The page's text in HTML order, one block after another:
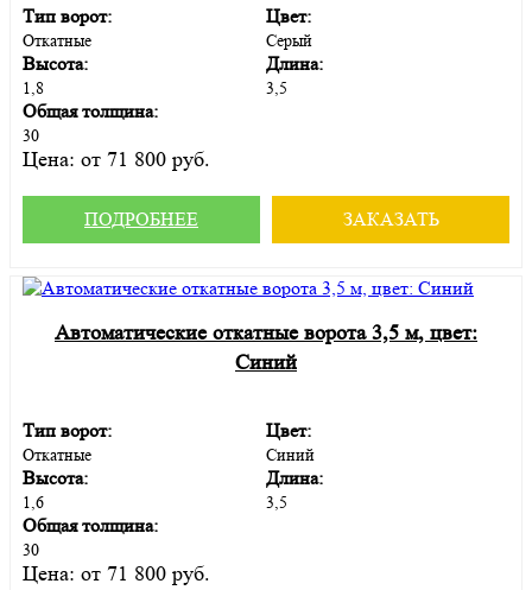
Тип ворот:
Откатные
Цвет:
Серый
Высота:
1,8
Длина:
3,5
Общая толщина:
30
Цена: от 71 800 руб.
ПОДРОБНЕЕ ЗАКАЗАТЬ
Автоматические откатные ворота 3,5 м, цвет:
Синий
Тип ворот:
Откатные
Цвет:
Синий
Высота:
1,6
Длина:
3,5
Общая толщина:
30
Цена: от 71 800 руб.